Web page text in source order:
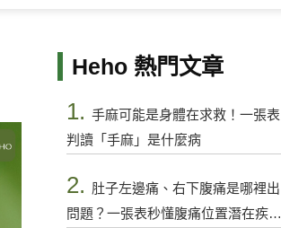
Heho 熱門文章
1. 手麻可能是身體在求救！一張表
判讀「手麻」是什麼病
2. 肚子左邊痛、右下腹痛是哪裡出
問題？一張表秒懂腹痛位置潛在疾病